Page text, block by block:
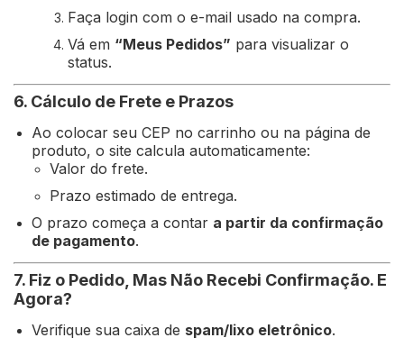
Faça login com o e-mail usado na compra.
Vá em “Meus Pedidos” para visualizar o
status.
6. Cálculo de Frete e Prazos
Ao colocar seu CEP no carrinho ou na página de
produto, o site calcula automaticamente:
Valor do frete.
Prazo estimado de entrega.
O prazo começa a contar a partir da confirmação
de pagamento.
7. Fiz o Pedido, Mas Não Recebi Confirmação. E
Agora?
Verifique sua caixa de spam/lixo eletrônico.